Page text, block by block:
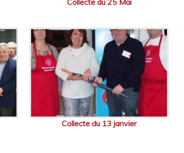
Collecte du 25 Mai
Collecte du 13 janvier